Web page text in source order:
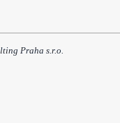
Praha s.r.o.